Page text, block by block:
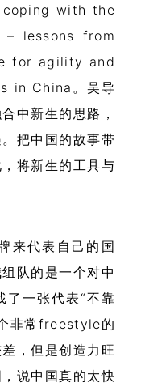
with the
– lessons from
for agility and
in China。吴导
中新生的思路，
把中国的故事带
将新生的工具与
来代表自己的国
队的是一个对中
了一张代表“不靠
非常freestyle的
，但是创造力旺
说中国真的太快